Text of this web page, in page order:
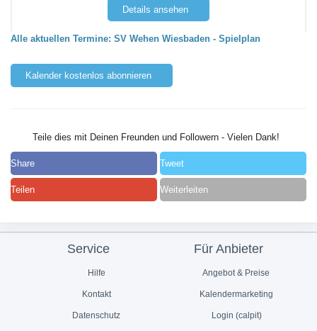
Details ansehen
Alle aktuellen Termine: SV Wehen Wiesbaden - Spielplan
Kalender kostenlos abonnieren
Teile dies mit Deinen Freunden und Followern - Vielen Dank!
Share Tweet
Teilen Weiterleiten
Service
Hilfe
Kontakt
Datenschutz
Für Anbieter
Angebot & Preise
Kalendermarketing
Login (calpit)